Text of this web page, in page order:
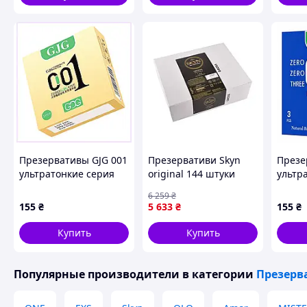
Презервативы GJG 001
ультратонкие серия
155 ₴
Купить
Презервативи Skyn
original 144 штуки
5 633 ₴
6 259₴
Купить
шт
155 ₴
Популярные производители в категории